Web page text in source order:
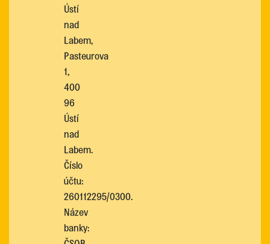
Ústí
nad
Labem,
Pasteurova
1,
400
96
Ústí
nad
Labem.
Číslo
účtu:
260112295/0300.
Název
banky: